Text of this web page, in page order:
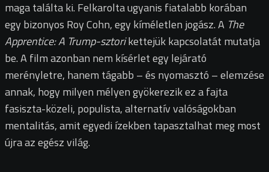
maga találta ki. Felkarolta ugyanis fiatalabb korában
egy bizonyos Roy Cohn, egy kíméletlen jogász. A The
Apprentice: A Trump-sztorikettejük kapcsolatát mutatja
be. A film azonban nem kísérlet egy lejárató
merényletre, hanem tágabb – és nyomasztó – elemzése
annak, hogy milyen mélyen gyökerezik ez a fajta
fasiszta-közeli, populista, alternatív valóságokban
mentalitás, amit egyedi ízekben tapasztalhat meg most
újra az egész világ.